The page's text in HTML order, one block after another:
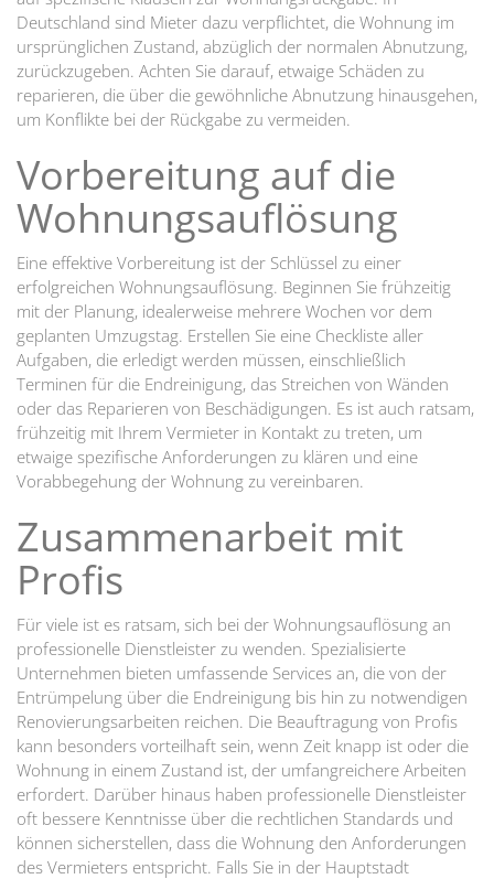
Deutschland sind Mieter dazu verpflichtet, die Wohnung im
ursprünglichen Zustand, abzüglich der normalen Abnutzung,
zurückzugeben. Achten Sie darauf, etwaige Schäden zu
reparieren, die über die gewöhnliche Abnutzung hinausgehen,
um Konflikte bei der Rückgabe zu vermeiden.
Vorbereitung auf die
Wohnungsauflösung
Eine effektive Vorbereitung ist der Schlüssel zu einer
erfolgreichen Wohnungsauflösung. Beginnen Sie frühzeitig
mit der Planung, idealerweise mehrere Wochen vor dem
geplanten Umzugstag. Erstellen Sie eine Checkliste aller
Aufgaben, die erledigt werden müssen, einschließlich
Terminen für die Endreinigung, das Streichen von Wänden
oder das Reparieren von Beschädigungen. Es ist auch ratsam,
frühzeitig mit Ihrem Vermieter in Kontakt zu treten, um
etwaige spezifische Anforderungen zu klären und eine
Vorabbegehung der Wohnung zu vereinbaren.
Zusammenarbeit mit
Profis
Für viele ist es ratsam, sich bei der Wohnungsauflösung an
professionelle Dienstleister zu wenden. Spezialisierte
Unternehmen bieten umfassende Services an, die von der
Entrümpelung über die Endreinigung bis hin zu notwendigen
Renovierungsarbeiten reichen. Die Beauftragung von Profis
kann besonders vorteilhaft sein, wenn Zeit knapp ist oder die
Wohnung in einem Zustand ist, der umfangreichere Arbeiten
erfordert. Darüber hinaus haben professionelle Dienstleister
oft bessere Kenntnisse über die rechtlichen Standards und
können sicherstellen, dass die Wohnung den Anforderungen
des Vermieters entspricht. Falls Sie in der Hauptstadt